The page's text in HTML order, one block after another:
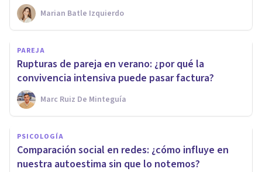
Marian Batle Izquierdo
PAREJA
Rupturas de pareja en verano: ¿por qué la
convivencia intensiva puede pasar factura?
Marc Ruiz De Minteguía
PSICOLOGÍA
Comparación social en redes: ¿cómo influye en
nuestra autoestima sin que lo notemos?